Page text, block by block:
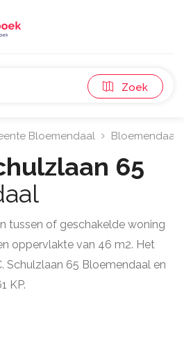
Zoek
Bloemendaal Bloemendaal
65
tussen of geschakelde woning
oppervlakte van 46 m2. Het
Schulzlaan 65 Bloemendaal en
KP.